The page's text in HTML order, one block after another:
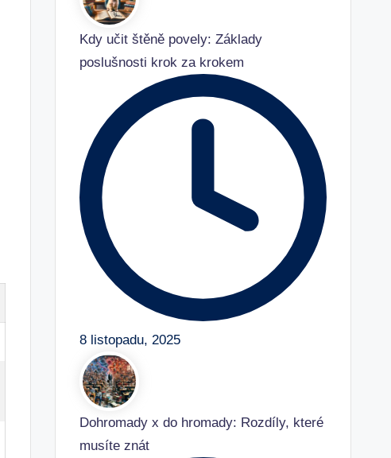
Kdy učit štěně povely: Základy
poslušnosti krok za krokem
8 listopadu, 2025
Dohromady x do hromady: Rozdíly, které
musíte znát